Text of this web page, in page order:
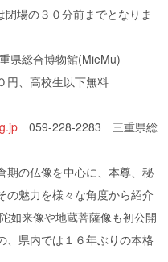
場の３０分前までとなりま
県総合博物館(MieMu)
円、高校生以下無料
059-228-2283 三重県総
期の仏像を中心に、本尊、秘
の魅力を様々な角度から紹介
如来像や地蔵菩薩像も初公開
、県内では１６年ぶりの本格